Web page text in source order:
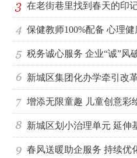
在老街巷里找到春天的印
保健教师100%配备 心理
税务诚心服务 企业“诚”风
新城区集团化办学牵引改
增添无限童趣 儿童创意彩
新城区划小治理单元 延伸
春风送暖助企服务 持续优